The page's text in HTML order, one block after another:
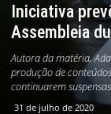
Iniciativa
Assembleia
Autora da matéria,
produção de
continuarem suspensas
31 de julho de 2020